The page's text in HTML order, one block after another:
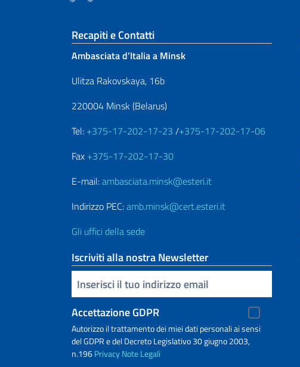
Sezione footer
Recapiti e Contatti
Ambasciata d’Italia a Minsk
Ulitza Rakovskaya, 16b
220004 Minsk (Belarus)
Tel: +375-17-202-17-23 /+375-17-202-17-06
Fax +375-17-202-17-30
E-mail:ambasciata.minsk@esteri.it
Indirizzo PEC:amb.minsk@cert.esteri.it
Gli uffici della sede
Iscriviti alla nostra Newsletter
Inserisci la tua email
Accettazione GDPR
Autorizzo il trattamento dei miei dati personali ai sensi
del GDPR e del Decreto Legislativo 30 giugno 2003,
n.196PrivacyNote Legali